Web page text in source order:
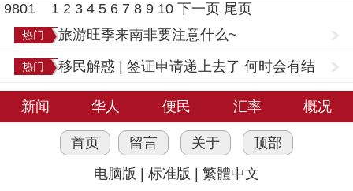
9801
1 2 3 4 5 6 7 8 9 10 下一页 尾页
热门 旅游旺季来南非要注意什么~
热门
移民解惑 | 签证申请递上去了 何时会有结
果？
新闻
华人 便民 汇率 概况
首页 留言 关于
顶部
电脑版
标准版 繁體中文